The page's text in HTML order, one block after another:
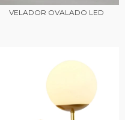
VELADOR OVALADO LED